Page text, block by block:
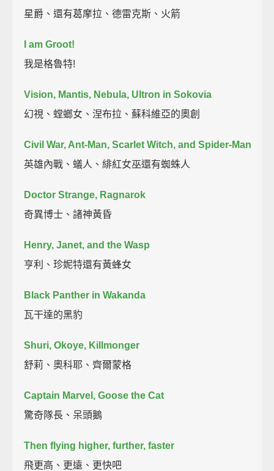
星爵、還有葛摩拉、德雷克斯、火箭
I am Groot!
我是格魯特!
Vision, Mantis, Nebula, Ultron in Sokovia
幻視、螳螂女、涅布拉、蘇科維亞的奧創
Civil War, Ant-Man, Scarlet Witch, and Spider-Man
英雄內戰、蟻人、緋紅女巫還有蜘蛛人
Doctor Strange, Ragnarok
奇異博士、諸神黃昏
Henry, Janet, and the Wasp
亨利、珍妮特還有黃蜂女
Black Panther in Wakanda
瓦干達的黑豹
Shuri, Okoye, Killmonger
舒莉、奧科耶、齊爾蒙格
Captain Marvel, Goose the Cat
驚奇隊長、呆頭鵝
Then flying higher, further, faster
飛更高、更遠、更快吧